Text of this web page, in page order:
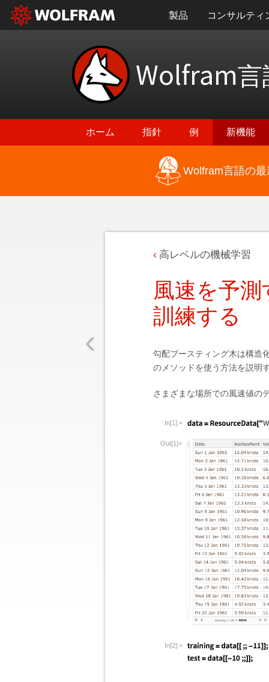
製品 コンサルティ
Wolfram言
ホーム 指針 例 新機能
Wolfram言語の
‹
高レベルの機械学習
風速を予
訓練する
勾配ブースティング木は構造
のメソッドを使う方法を説明
さまざまな場所での風速値の
In[1]:=
Out[1]=
In[2]:=